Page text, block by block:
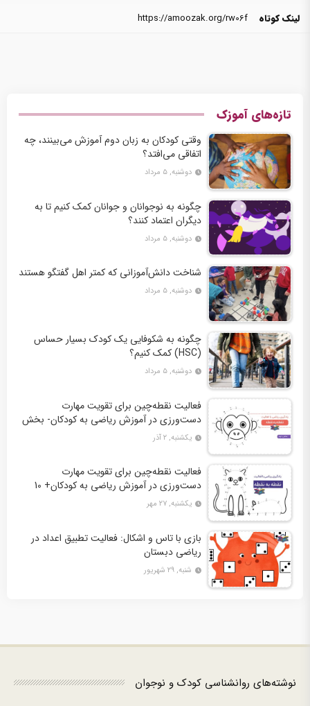
لینک کوتاه https://amoozak.org/rw06f
تازه‌های آموزک
وقتی کودکان به زبان دوم آموزش می‌بینند، چه
اتفاقی می‌افتد؟
دوشنبه, ۵ مرداد
چگونه به نوجوانان و جوانان کمک کنیم تا به
دیگران اعتماد کنند؟
دوشنبه, ۵ مرداد
شناخت دانش‌آموزانی که کمتر اهل گفتگو هستند
دوشنبه, ۵ مرداد
چگونه به شکوفایی یک کودک بسیار حساس
(HSC) کمک کنیم؟
دوشنبه, ۵ مرداد
فعالیت نقطه‌چین برای تقویت مهارت
دست‌ورزی در آموزش ریاضی به کودکان- بخش
دوم + 10 کاربرگ فعالیت
یکشنبه, ۲ آذر
فعالیت نقطه‌چین برای تقویت مهارت
دست‌ورزی در آموزش ریاضی به کودکان+ 10
کاربرگ فعالیت
یکشنبه, ۲۷ مهر
بازی با تاس و اشکال: فعالیت تطبیق اعداد در
ریاضی دبستان
شنبه, ۲۹ شهریور
نوشته‌های روانشناسی کودک و نوجوان